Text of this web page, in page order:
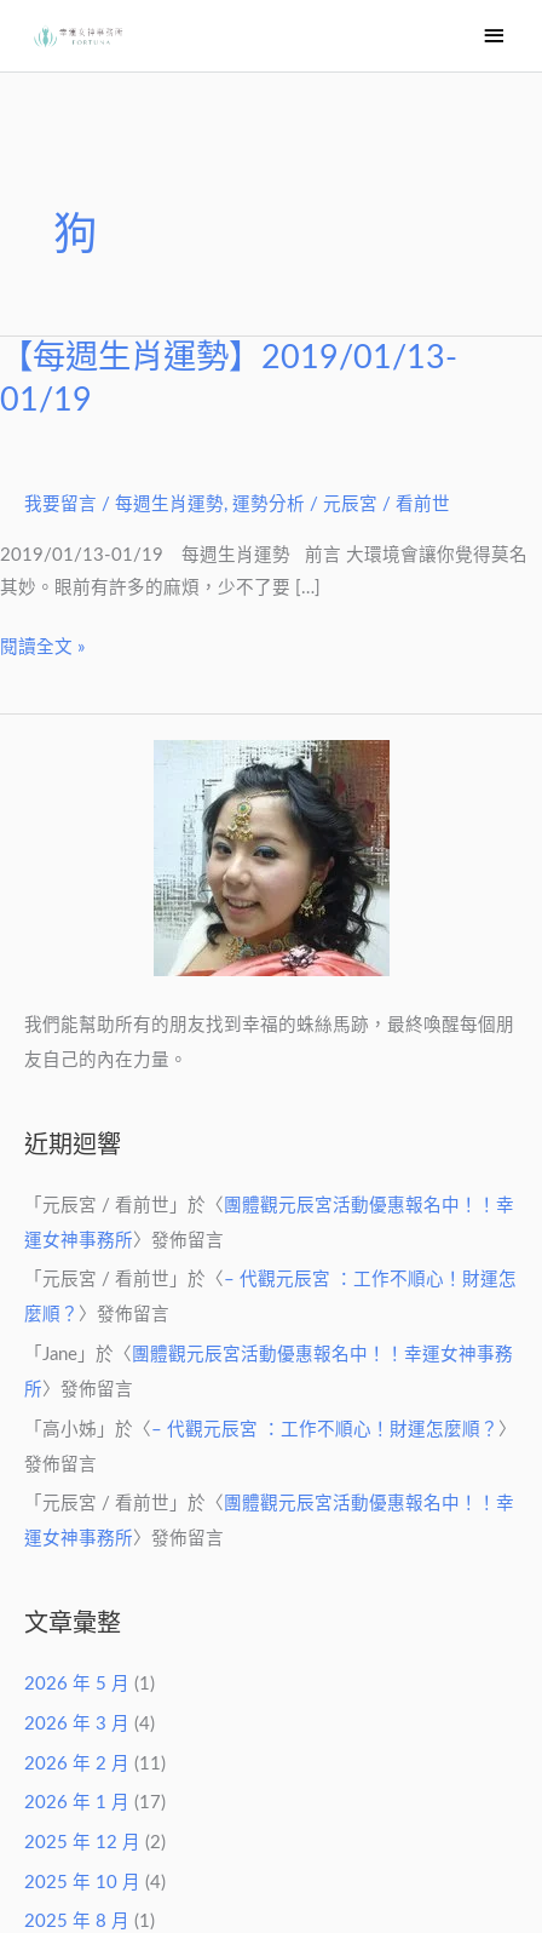
要
狗
【每週生肖運勢】2019/01/13-
01/19
我要留言 / 每週生肖運勢, 運勢分析 / 元辰宮 / 看前世
2019/01/13-01/19 每週生肖運勢 前言 大環境會讓你覺得莫名
其妙。眼前有許多的麻煩，少不了要 […]
【每
週
勢】
2019/01/13-
01/19
閱讀全文 »
我們能幫助所有的朋友找到幸福的蛛絲馬跡，最終喚醒每個朋
友自己的內在力量。
近期迴響
「 元辰宮 / 看前世 」於〈 團體觀元辰宮活動優惠報名中！！幸
運女神事務所 〉發佈留言
「 元辰宮 / 看前世 」於〈 – 代觀元辰宮 ：工作不順心！財運怎
麼順？ 〉發佈留言
「 Jane 」於〈 團體觀元辰宮活動優惠報名中！！幸運女神事務
所〉發佈留言
「 高小姊 」於〈 – 代觀元辰宮 ：工作不順心！財運怎麼順？ 〉
發佈留言
「 元辰宮 / 看前世 」於〈 團體觀元辰宮活動優惠報名中！！幸
運女神事務所〉發佈留言
文章彙整
2026 年 5 月 (1)
2026 年 3 月 (4)
2026 年 2 月 (11)
2026 年 1 月 (17)
2025 年 12 月 (2)
2025 年 10 月 (4)
2025 年 8 月 (1)